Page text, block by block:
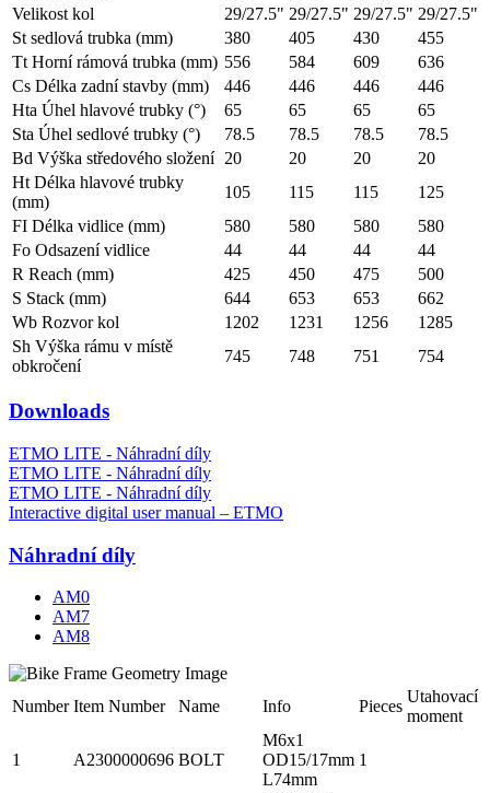
Velikost kol
29/27.5" 29/27.5" 29/27.5" 29/27.5"
St sedlová trubka (mm)
380 405 430
455
Tt Horní rámová trubka (mm) 556 584 609
636
Cs Délka zadní stavby (mm)
446 446 446
446
Hta Úhel hlavové trubky (°)
65 65 65
65
Sta Úhel sedlové trubky (°)
78.5 78.5 78.5
78.5
Bd Výška středového složení 20 20 20
20
Ht Délka hlavové trubky
(mm)
105 115 115
125
FI Délka vidlice (mm)
580 580 580
580
Fo Odsazení vidlice
44 44 44
44
R Reach (mm)
425 450 475
500
S Stack (mm)
644 653 653
662
Wb Rozvor kol
1202 1231 1256
1285
Sh Výška rámu v místě
obkročení
745 748 751 754
Downloads
ETMO LITE - Náhradní díly
ETMO LITE - Náhradní díly
ETMO LITE - Náhradní díly
Interactive digital user manual – ETMO
Náhradní díly
AM0
AM7
AM8
Number Item Number Name Info Pieces
Utahovací
moment
1 A2300000696 BOLT
M6x1
OD15/17mm
L74mm
1